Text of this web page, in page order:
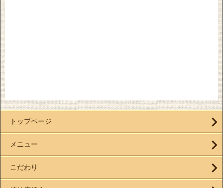
トップページ
メニュー
こだわり